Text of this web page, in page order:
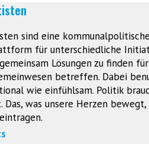
sind eine
für unterschiedliche
Lösungen zu finden
betreffen. Dabei
wie einfühlsam. Politik
Das, was unsere Herzen